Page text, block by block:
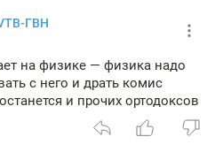
ГВН
на физике — физика надо
с него и драть комис
и прочих ортодоксов